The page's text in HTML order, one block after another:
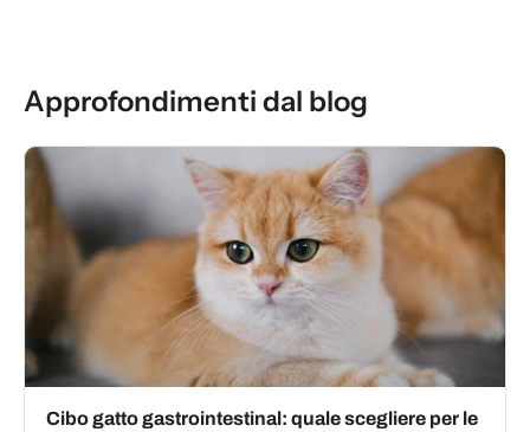
Approfondimenti dal blog
Cibo gatto gastrointestinal: quale scegliere per le